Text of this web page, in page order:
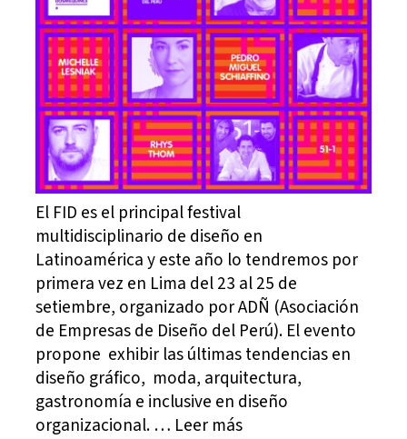
El FID es el principal festival
multidisciplinario de diseño en
Latinoamérica y este año lo tendremos por
primera vez en Lima del 23 al 25 de
setiembre, organizado por ADÑ (Asociación
de Empresas de Diseño del Perú). El evento
propone exhibir las últimas tendencias en
diseño gráfico, moda, arquitectura,
gastronomía e inclusive en diseño
organizacional. … Leer más